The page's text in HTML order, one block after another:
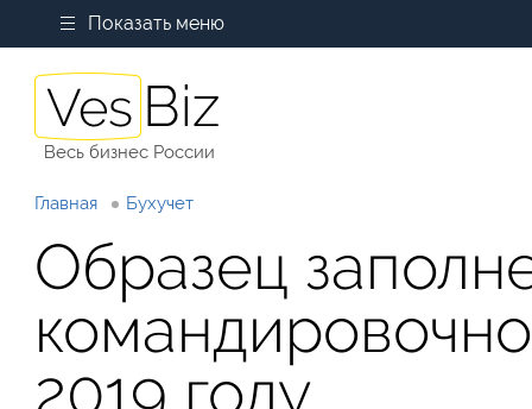
Показать меню
Весь бизнес России
Главная Бухучет
Образец
2019 году